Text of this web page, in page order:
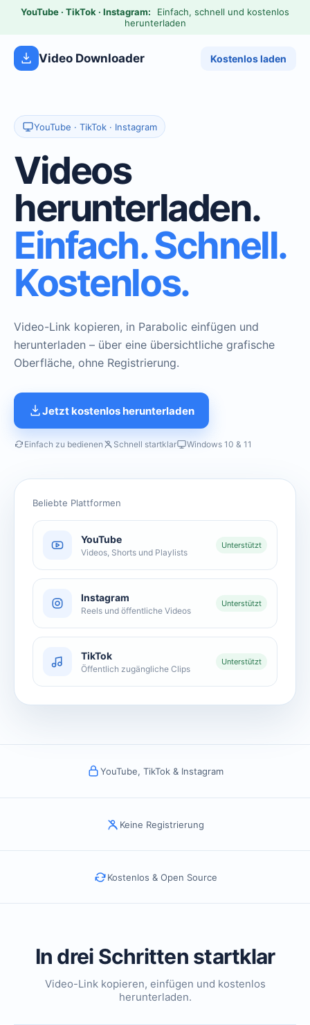
YouTube · TikTok · Instagram:
Einfach, schnell und kostenlos
herunterladen
Video Downloader Kostenlos laden
YouTube · TikTok · Instagram
Videos
herunterladen.
Einfach. Schnell.
Kostenlos.
Video-Link kopieren, in Parabolic einfügen und
herunterladen – über eine übersichtliche grafische
Oberfläche, ohne Registrierung.
Jetzt kostenlos herunterladen
Einfach zu bedienen Schnell startklar Windows 10 & 11
Beliebte Plattformen
YouTube
Videos, Shorts und Playlists
Unterstützt
Instagram
Reels und öffentliche Videos
Unterstützt
TikTok
Öffentlich zugängliche Clips
Unterstützt
YouTube, TikTok & Instagram
Keine Registrierung
Kostenlos & Open Source
In drei Schritten startklar
Video-Link kopieren, einfügen und kostenlos
herunterladen.